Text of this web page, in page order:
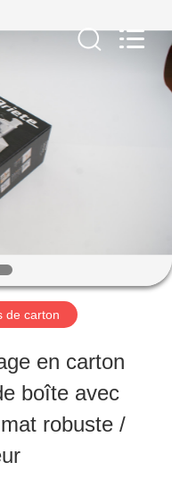
de carton
en carton
boîte avec
robuste /